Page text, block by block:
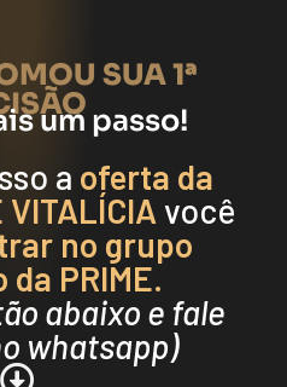
SUA 1ª
um passo!
a oferta da
VITALÍCIA você
no grupo
PRIME.
abaixo e fale
whatsapp)